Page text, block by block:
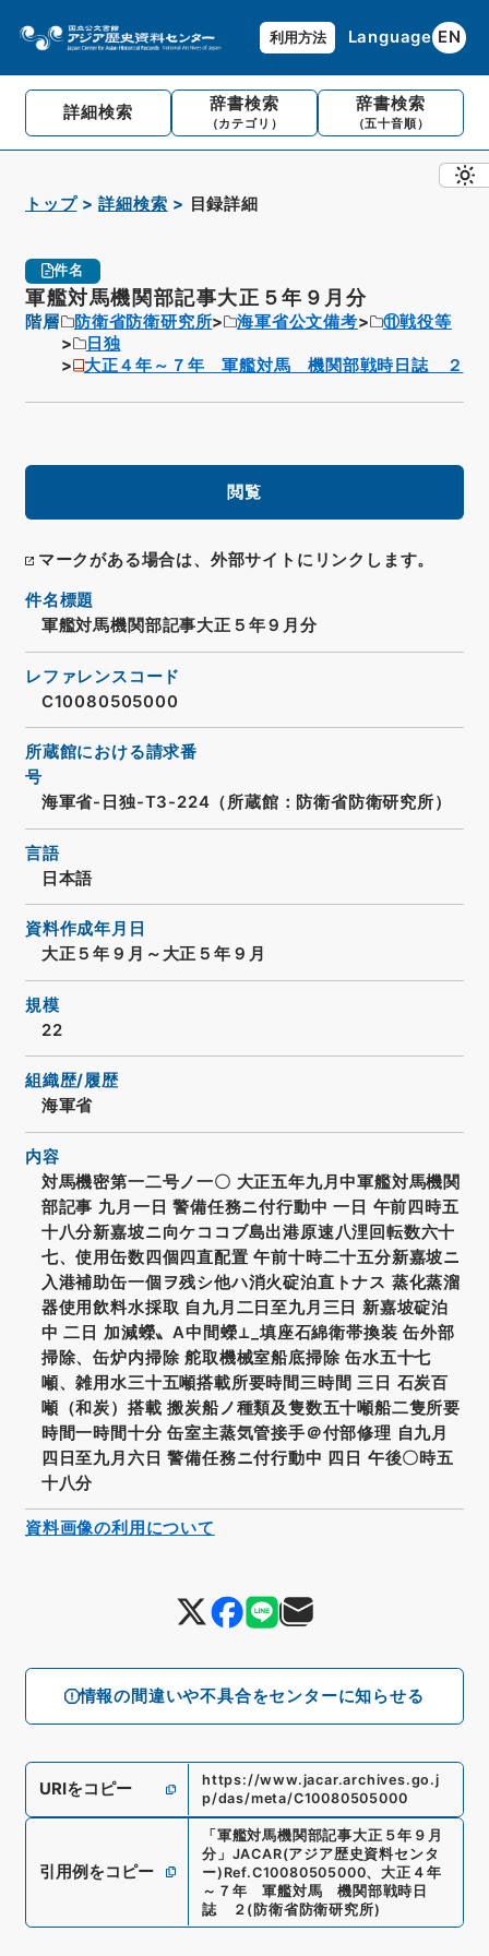
利用方法 Language EN
詳細検索 辞書検索
（カテゴリ）
辞書検索
（五十音順）
トップ 詳細検索 目録詳細
件名
軍艦対馬機関部記事大正５年９月分
階層 防衛省防衛研究所 海軍省公文備考
⑪戦役等
日独
大正４年～７年 軍艦対馬 機関部戦時日誌 ２
閲覧
マークがある場合は、外部サイトにリンクします。
情報の間違いや不具合をセンターに知らせる
件名標題
軍艦対馬機関部記事大正５年９月分
レファレンスコード
C10080505000
所蔵館における請求番
号
海軍省-日独-T3-224（所蔵館：防衛省防衛研究所）
言語
日本語
資料作成年月日
大正５年９月～大正５年９月
規模
22
組織歴/履歴
海軍省
内容
対馬機密第一二号ノ一〇 大正五年九月中軍艦対馬機関
部記事 九月一日 警備任務ニ付行動中 一日 午前四時五
十八分新嘉坡ニ向ケココブ島出港原速八浬回転数六十
七、使用缶数四個四直配置 午前十時二十五分新嘉坡ニ
入港補助缶一個ヲ残シ他ハ消火碇泊直トナス 蒸化蒸溜
器使用飲料水採取 自九月二日至九月三日 新嘉坡碇泊
中 二日 加減蠑〟A中間蠑⊥_填座石綿衛帯換装 缶外部
掃除、缶炉内掃除 舵取機械室船底掃除 缶水五十七
噸、雑用水三十五噸搭載所要時間三時間 三日 石炭百
噸（和炭）搭載 搬炭船ノ種類及隻数五十噸船二隻所要
時間一時間十分 缶室主蒸気管接手＠付部修理 自九月
四日至九月六日 警備任務ニ付行動中 四日 午後〇時五
十八分
URIをコピー
https://www.jacar.archives.go.j
p/das/meta/C10080505000
引用例をコピー
「軍艦対馬機関部記事大正５年９月
分 」 JACAR(アジア歴史資料センタ
ー) Ref.C10080505000、大正４年
～７年 軍艦対馬 機関部戦時日
誌 ２ (防衛省防衛研究所)
資料画像の利用について